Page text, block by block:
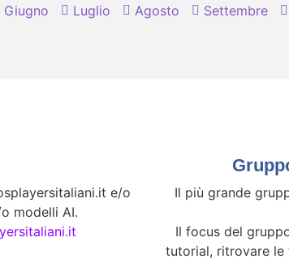
Giugno Luglio Agosto Settembre
e/o
modelli AI.
Il più grande
Il focus del
tutorial, ritrovare le